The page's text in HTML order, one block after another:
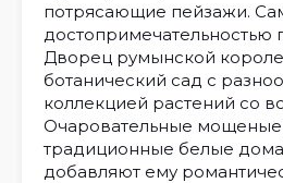
потрясающие пейзажи.
достопримечательностью
Дворец румынской
ботанический сад с
коллекцией растений со
Очаровательные мощеные
традиционные белые
добавляют ему